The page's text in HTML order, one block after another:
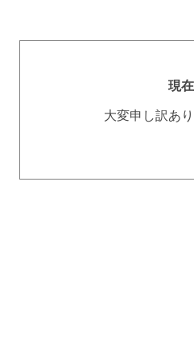
現
大変申し訳あ